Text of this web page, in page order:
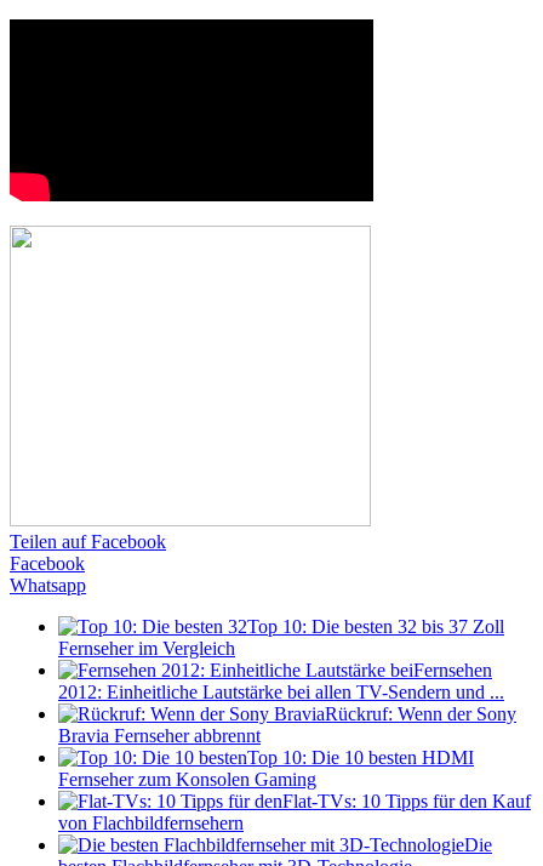
Teilen auf Facebook
Facebook
Whatsapp
Top 10: Die besten 32 bis 37 Zoll
Fernseher im Vergleich
Fernsehen
2012: Einheitliche Lautstärke bei allen TV-Sendern und ...
Rückruf: Wenn der Sony
Bravia Fernseher abbrennt
Top 10: Die 10 besten HDMI
Fernseher zum Konsolen Gaming
Flat-TVs: 10 Tipps für den Kauf
von Flachbildfernsehern
Die